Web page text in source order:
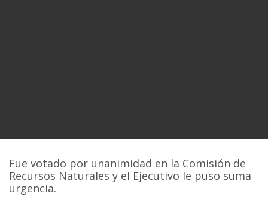
Fue votado por unanimidad en la Comisión de
Recursos Naturales y el Ejecutivo le puso suma
urgencia.